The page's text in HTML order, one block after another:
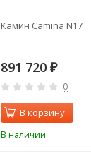
Камин Camina N17
891 720 ₽
0
В корзину
В наличии